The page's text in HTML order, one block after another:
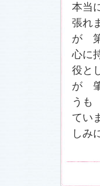
本当
張れ
が
心に
役と
が
うも
てい
しみ